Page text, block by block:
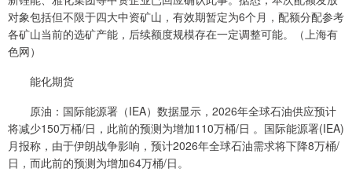
对象包括但不限于四大中资矿山，有效期暂定为6个月，配额分配参考
各矿山当前的选矿产能，后续额度规模存在一定调整可能。（上海有
色网）
能化期货
原油：国际能源署（IEA）数据显示，2026年全球石油供应预计
将减少150万桶/日，此前的预测为增加110万桶/日 。国际能源署(IEA)
月报称，由于伊朗战争影响，预计2026年全球石油需求将下降8万桶/
日，而此前的预测为增加64万桶/日。